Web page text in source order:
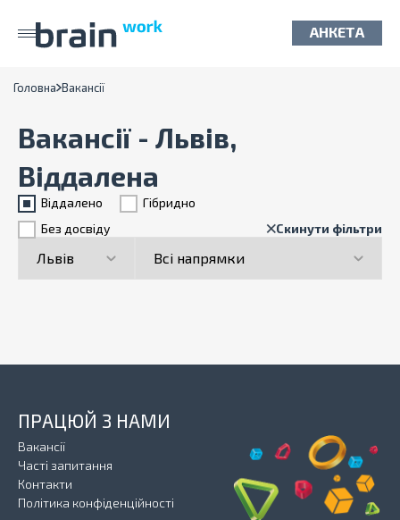
АНКЕТА
Головна Вакансії
Вакансії - Львів,
Віддалена
Віддалено
Гiбридно
Без досвіду
Скинути фільтри
ПРАЦЮЙ З НАМИ
Вакансії
Часті запитання
Контакти
Політика конфіденційності